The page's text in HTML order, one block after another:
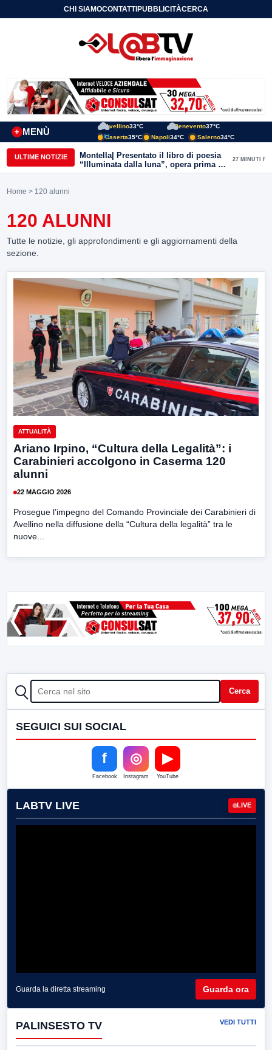
CHI SIAMOCONTATTIPUBBLICITÀCERCA
MENÙ
+
Avellino33°C Benevento37°C
Caserta35°C Napoli34°C Salerno34°C
ULTIME NOTIZIE
Montella| Presentato il libro di poesia
“Illuminata dalla luna”, opera prima di
Simona Delli Bovi
27 MINUTI FA
Home > 120 alunni
120 ALUNNI
Tutte le notizie, gli approfondimenti e gli aggiornamenti della
sezione.
ATTUALITÀ
Ariano Irpino, “Cultura della Legalità”: i
Carabinieri accolgono in Caserma 120
alunni
22 MAGGIO 2026
Prosegue l’impegno del Comando Provinciale dei Carabinieri di
Avellino nella diffusione della “Cultura della legalità” tra le
nuove...
CERCA Cerca
SEGUICI SUI SOCIAL
f
Facebook
◎
Instagram
▶
YouTube
LABTV LIVE LIVE
Guarda la diretta streaming Guarda ora
PALINSESTO TV VEDI TUTTI